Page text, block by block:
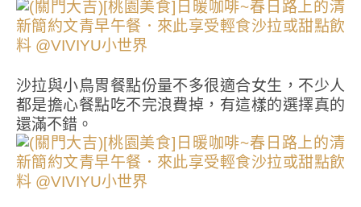
沙拉與小鳥胃餐點份量不多很適合女生，不少人
都是擔心餐點吃不完浪費掉，有這樣的選擇真的
還滿不錯。